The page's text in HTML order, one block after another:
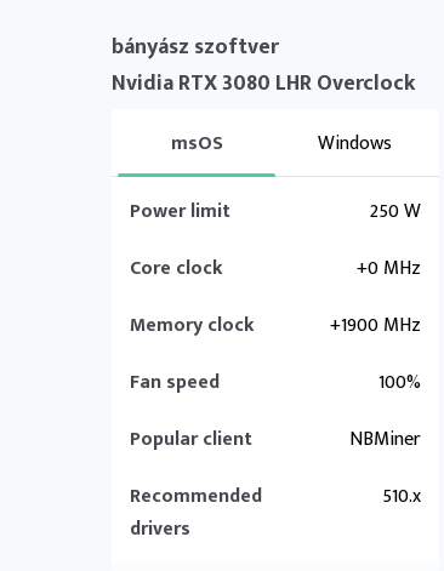
bányász szoftver
Nvidia RTX 3080 LHR Overclock
msOS Windows
Power limit
250 W
Core clock
+0 MHz
Memory clock
+1900 MHz
Fan speed
100%
Popular client
NBMiner
Recommended
drivers
510.x